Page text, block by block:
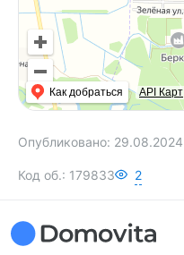
Как добраться API Карт
Опубликовано: 29.08.2024
Код об.: 179833 2